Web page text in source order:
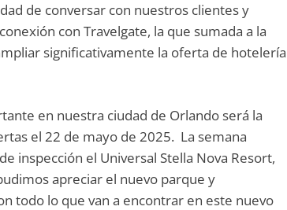
de conversar con nuestros clientes y
con Travelgate, la que sumada a la
significativamente la oferta de hotelería
en nuestra ciudad de Orlando será la
el 22 de mayo de 2025. La semana
inspección el Universal Stella Nova Resort,
apreciar el nuevo parque y
todo lo que van a encontrar en este nuevo